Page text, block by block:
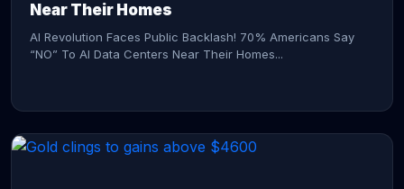
Near Their Homes
AI Revolution Faces Public Backlash! 70% Americans Say
“NO” To AI Data Centers Near Their Homes...